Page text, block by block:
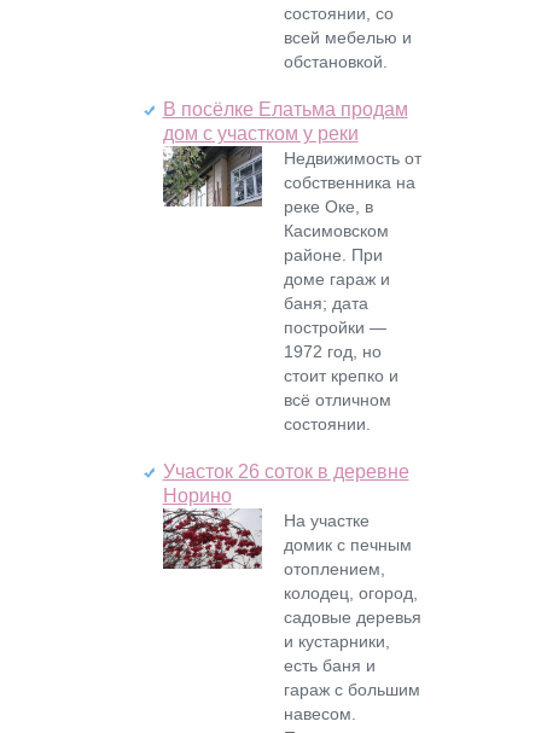
состоянии, со
всей мебелью и
обстановкой.
В посёлке Елатьма продам
дом с участком у реки
Недвижимость от
собственника на
реке Оке, в
Касимовском
районе. При
доме гараж и
баня; дата
постройки —
1972 год, но
стоит крепко и
всё отличном
состоянии.
Участок 26 соток в деревне
Норино
На участке
домик с печным
отоплением,
колодец, огород,
садовые деревья
и кустарники,
есть баня и
гараж с большим
навесом.